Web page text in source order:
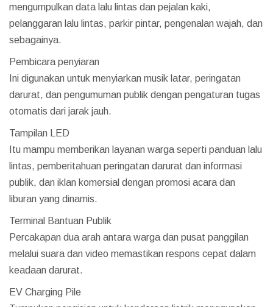
mengumpulkan data lalu lintas dan pejalan kaki,
pelanggaran lalu lintas, parkir pintar, pengenalan wajah, dan
sebagainya.
Pembicara penyiaran
Ini digunakan untuk menyiarkan musik latar, peringatan
darurat, dan pengumuman publik dengan pengaturan tugas
otomatis dari jarak jauh.
Tampilan LED
Itu mampu memberikan layanan warga seperti panduan lalu
lintas, pemberitahuan peringatan darurat dan informasi
publik, dan iklan komersial dengan promosi acara dan
liburan yang dinamis.
Terminal Bantuan Publik
Percakapan dua arah antara warga dan pusat panggilan
melalui suara dan video memastikan respons cepat dalam
keadaan darurat.
EV Charging Pile